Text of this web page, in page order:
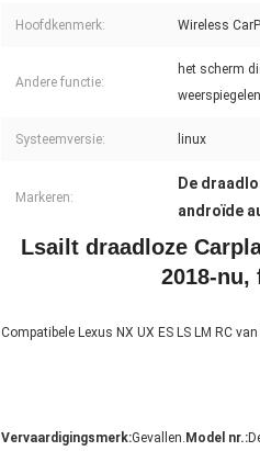
Hoofdkenmerk: Wireless
Andere functie:
het scherm
weerspiegelen
Systeemversie: linux
Markeren:
De
androïde
Lsailt draadloze
2018-
Compatibele Lexus NX UX ES LS LM RC
Vervaardigingsmerk:Gevallen. Model nr.: